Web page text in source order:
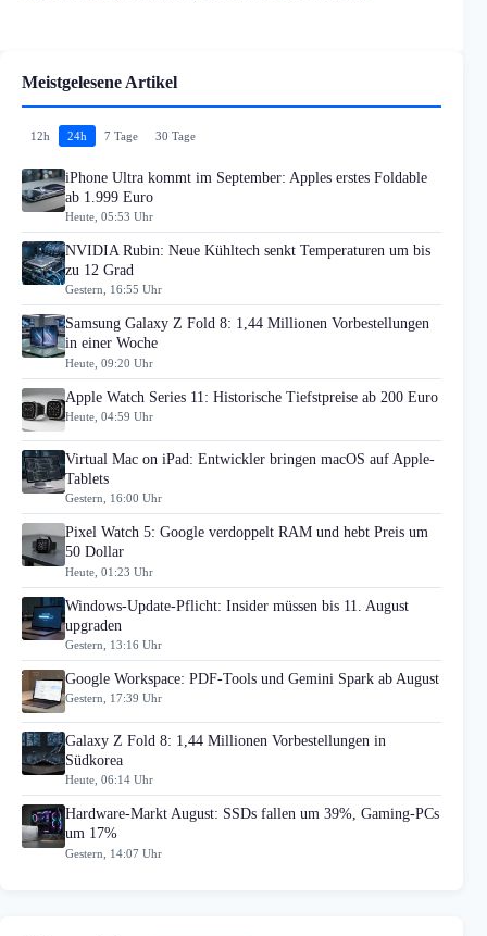
Meistgelesene Artikel
12h 24h 7 Tage 30 Tage
iPhone Ultra kommt im September: Apples erstes Foldable
ab 1.999 Euro
Heute, 05:53 Uhr
NVIDIA Rubin: Neue Kühltech senkt Temperaturen um bis
zu 12 Grad
Gestern, 16:55 Uhr
Samsung Galaxy Z Fold 8: 1,44 Millionen Vorbestellungen
in einer Woche
Heute, 09:20 Uhr
Apple Watch Series 11: Historische Tiefstpreise ab 200 Euro
Heute, 04:59 Uhr
Virtual Mac on iPad: Entwickler bringen macOS auf Apple-
Tablets
Gestern, 16:00 Uhr
Pixel Watch 5: Google verdoppelt RAM und hebt Preis um
50 Dollar
Heute, 01:23 Uhr
Windows-Update-Pflicht: Insider müssen bis 11. August
upgraden
Gestern, 13:16 Uhr
Google Workspace: PDF-Tools und Gemini Spark ab August
Gestern, 17:39 Uhr
Galaxy Z Fold 8: 1,44 Millionen Vorbestellungen in
Südkorea
Heute, 06:14 Uhr
Hardware-Markt August: SSDs fallen um 39%, Gaming-PCs
um 17%
Gestern, 14:07 Uhr